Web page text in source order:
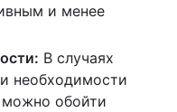
и менее
В случаях
необходимости
можно обойти